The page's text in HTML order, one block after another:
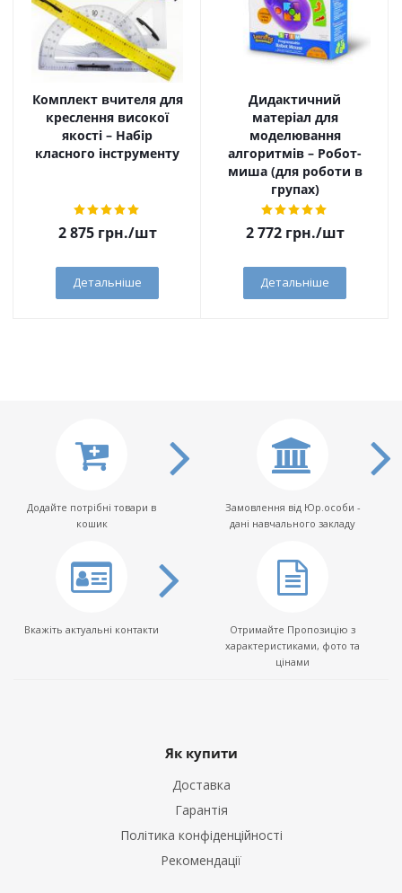
Комплект вчителя для
креслення високої
якості – Набір
класного інструменту
2 875грн./шт
Детальніше
Дидактичний
матеріал для
моделювання
алгоритмів – Робот-
миша (для роботи в
групах)
2 772грн./шт
Детальніше
Додайте потрібні товари в
кошик
Замовлення від Юр.особи -
дані навчального закладу
Вкажіть актуальні контакти
Отримайте Пропозицію з
характеристиками, фото та
цінами
Як купити
Доставка
Гарантія
Політика конфіденційності
Рекомендації